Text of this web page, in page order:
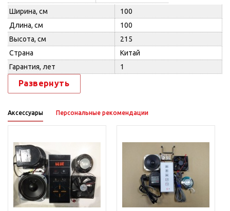
Ширина, см
100
Длина, см
100
Высота, см
215
Страна
Китай
Гарантия, лет
1
Развернуть
Аксессуары Персональные рекомендации